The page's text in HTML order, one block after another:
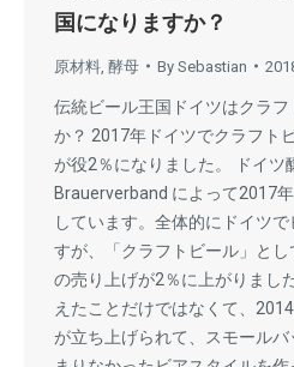
国になりますか？
原材料 酵母 By Sebastian
伝統ビール王国ドイツはクラ
か？ 2017年ドイツでクラフト
が役2％になりました。 ドイ
Brauerverband によって2017
しています。全体的にドイツ
すが、「クラフトビール」と
の売り上げが2％に上がりまし
えたことだけではなくて、
が立ち上げられて、スモール